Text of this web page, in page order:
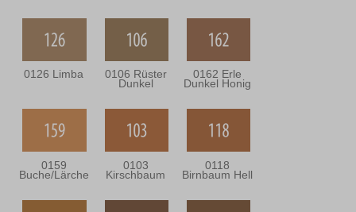
0126 Limba 0106 Rüster
Dunkel
0162 Erle
Dunkel Honig
0159
Buche/Lärche
0103
Kirschbaum
0118
Birnbaum Hell